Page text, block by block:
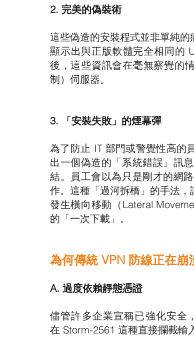
2. 完美的偽裝術
這些偽造的安裝程式並非單純
顯示出與正版軟體完全相同的
後，這些資訊會在毫無察覺的
制）伺服器。
3. 「安裝失敗」的煙幕彈
為了防止 IT 部門或警覺性高的
出一個偽造的「系統錯誤」訊
結。員工會以為只是剛才的網
作。這種「過河拆橋」的手法
發生橫向移動（Lateral
的「一次下載」。
為何傳統 VPN 防線正在崩
A. 過度依賴靜態憑證
儘管許多企業宣稱已強化安全
在 Storm-2561 這種直接攔截輸